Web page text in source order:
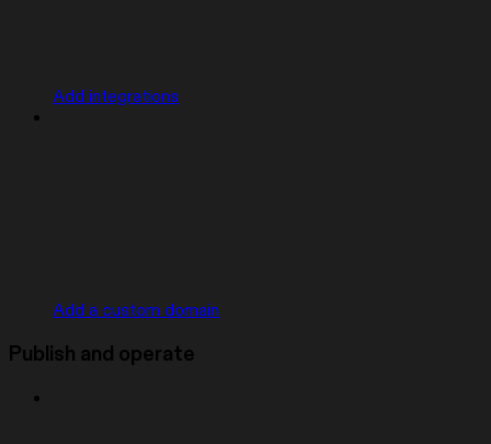
Add integrations
Add a custom domain
Publish and operate